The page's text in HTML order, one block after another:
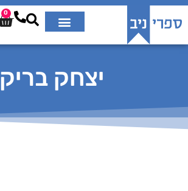
0
יצחק בריק